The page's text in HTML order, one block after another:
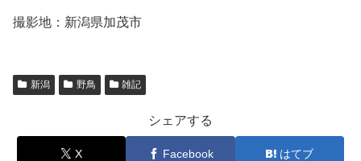
撮影地：新潟県加茂市
新潟 野鳥 雑記
シェアする
X Facebook はてブ